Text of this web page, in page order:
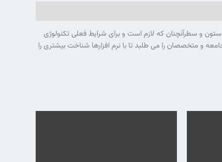
و سطرآنچنان که لازم است و برای شرایط فعلی تکنولوژی
و متخصصان را می طلبد تا با نرم افزارها شناخت بیشتری را